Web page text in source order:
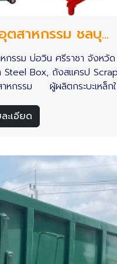
สาหกรรม ชลบุ...
กรรม บ่อวิน ศรีราชา จังหวัด
Steel Box, ถังสแครป
าหกรรม ผู้ผลิตกระบะเหล็ก
งานในกระบวนการการผลิตเ
มต้องการของลูกค้า รับผลิต
กัด พร้อมให้บริการลูกค้าที่
นจังหวัดชลบุรี รวมถึงในพื้น
ะเทศไทย อ่านเพิ่มเติม
ะเอียด